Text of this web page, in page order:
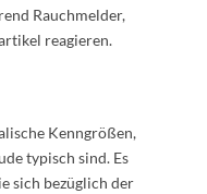
Rauchmelder,
reagieren.
Kenngrößen,
typisch sind. Es
sich bezüglich der